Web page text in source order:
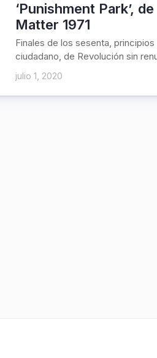
‘Punishment Park’,
Matter 1971
Finales de los sesenta,
ciudadano, de Revolución sin
julio 1, 2020